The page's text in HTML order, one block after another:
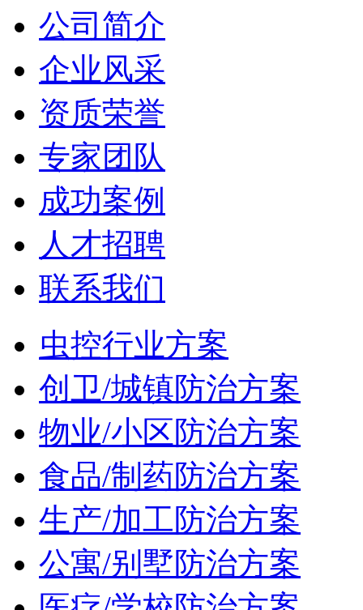
公司简介
企业风采
资质荣誉
专家团队
成功案例
人才招聘
联系我们
虫控行业方案
创卫/城镇防治方案
物业/小区防治方案
食品/制药防治方案
生产/加工防治方案
公寓/别墅防治方案